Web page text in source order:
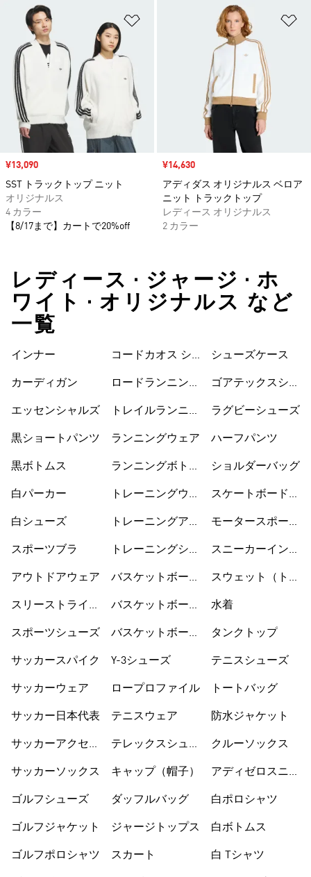
ほしいものリストに追加
セール価格
¥13,090
SST トラックトップ ニット
オリジナルス
4 カラー
【8/17まで】カートで20%off
セール価格
¥14,630
アディダス オリジナルス ベロア
ニット トラックトップ
レディース オリジナルス
2 カラー
レディース • ジャージ • ホ
ワイト • オリジナルス など
一覧
インナー
カーディガン
エッセンシャルズ
黒ショートパンツ
黒ボトムス
白パーカー
白シューズ
スポーツブラ
アウトドアウェア
スリーストライプ
スポーツシューズ
サッカースパイク
サッカーウェア
サッカー日本代表
サッカーアクセサ
サッカーソックス
ゴルフシューズ
ゴルフジャケット
ゴルフポロシャツ
コードカオス シ
ロードランニング
トレイルランニン
ランニングウェア
ランニングボトム
トレーニングウェ
トレーニングアク
トレーニングシュ
バスケットボール
バスケットボール
バスケットボール
Y-3シューズ
ロープロファイル
テニスウェア
テレックスシュー
キャップ（帽子）
ダッフルバッグ
ジャージトップス
スカート
シューズケース
ゴアテックスシュ
ラグビーシューズ
ハーフパンツ
ショルダーバッグ
スケートボードシ
モータースポーツ
スニーカーインソ
スウェット（トレ
水着
タンクトップ
テニスシューズ
トートバッグ
防水ジャケット
クルーソックス
アディゼロスニー
白ポロシャツ
白ボトムス
白 Tシャツ